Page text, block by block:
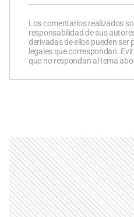
Los comentarios realizados
responsabilidad de sus
derivadas de ellos pueden ser
legales que correspondan.
que no respondan al tema